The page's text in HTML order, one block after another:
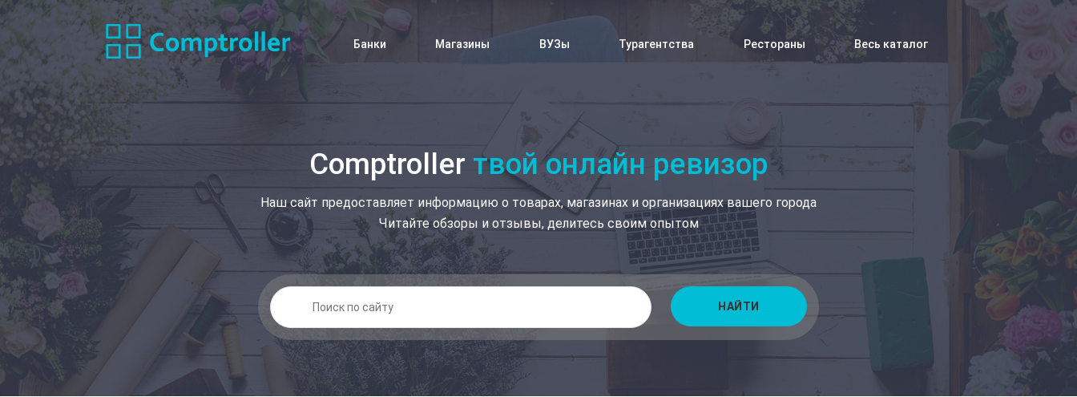
Банки Магазины ВУЗы Турагентства Рестораны Весь каталог
Comptroller твой онлайн ревизор
Наш сайт предоставляет информацию о товарах, магазинах и организациях вашего города
Читайте обзоры и отзывы, делитесь своим опытом
НАЙТИ